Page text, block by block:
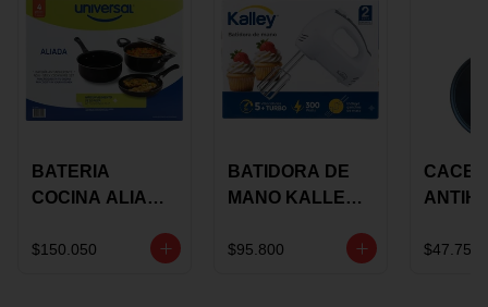
BATERIA
COCINA ALIADA
PIEZAS
$150.050
BATIDORA DE
MANO KALLEY
VELOCIDADES
$95.800
TAPA
$47.750